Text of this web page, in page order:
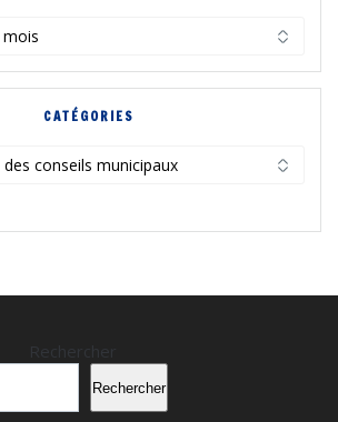
CATÉGORIES
Catégories
Rechercher